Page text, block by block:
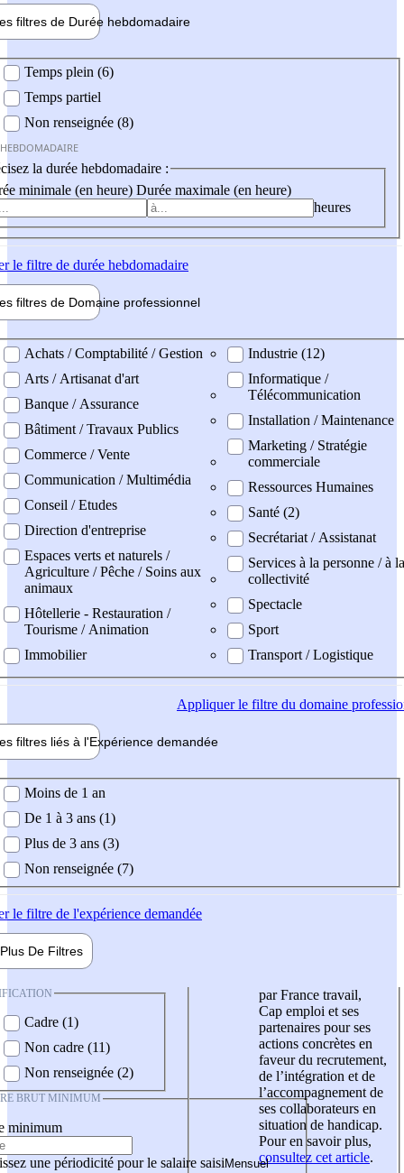
filtres de Durée hebdomadaire
Temps plein (6)
Temps partiel
Non renseignée (8)
la durée hebdomadaire :
minimale (en heure) Durée maximale (en heure)
heures
le filtre de durée hebdomadaire
filtres de Domaine professionnel
professionel
Achats / Comptabilité / Gestion
Arts / Artisanat d'art
Banque / Assurance
Bâtiment / Travaux Publics
Commerce / Vente
Communication / Multimédia
Conseil / Etudes
Direction d'entreprise
Espaces verts et naturels /
Agriculture / Pêche / Soins aux
animaux
Hôtellerie - Restauration /
Tourisme / Animation
Immobilier
Industrie (12)
Informatique /
Télécommunication
Installation / Maintenance
Marketing / Stratégie
commerciale
Ressources Humaines
Santé (2)
Secrétariat / Assistanat
Services à la personne / à la
collectivité
Spectacle
Sport
Transport / Logistique
Appliquerle filtre du domaine
filtres liés à l'Expérience demandée
demandée
Moins de 1 an
De 1 à 3 ans (1)
Plus de 3 ans (3)
Non renseignée (7)
le filtre de l'expérience demandée
Plus De Filtres
Cadre (1)
Non cadre (11)
Non renseignée (2)
BRUT MINIMUM
minimum
une périodicité pour le salaire saisi
par France travail,
Cap emploi et ses
partenaires pour ses
actions concrètes en
faveur du recrutement,
de l’intégration et de
l’accompagnement de
ses collaborateurs en
situation de handicap.
Pour en savoir plus,
consultez cet article.